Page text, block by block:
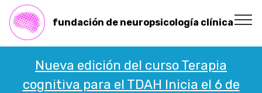
fundación de neuropsicología clínica
Nueva edición del curso Terapia
cognitiva para el TDAH Inicia el 6 de